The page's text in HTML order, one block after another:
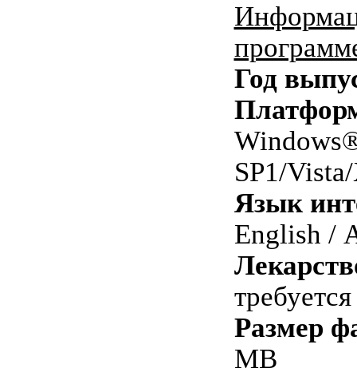
Год
SP1/
Язык
English /
требуется
Размер
MB